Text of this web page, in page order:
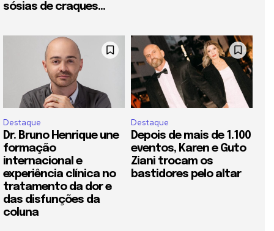
sósias de craques...
Destaque
Dr. Bruno Henrique une
formação
internacional e
experiência clínica no
tratamento da dor e
das disfunções da
coluna
Destaque
Depois de mais de 1.100
eventos, Karen e Guto
Ziani trocam os
bastidores pelo altar